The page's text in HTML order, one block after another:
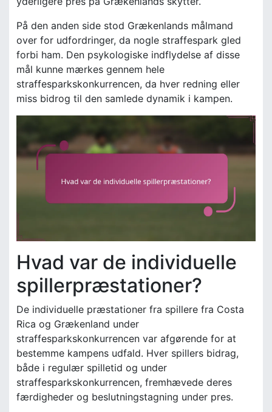
På den anden side stod Grækenlands målmand
over for udfordringer, da nogle straffespark gled
forbi ham. Den psykologiske indflydelse af disse
mål kunne mærkes gennem hele
straffesparkskonkurrencen, da hver redning eller
miss bidrog til den samlede dynamik i kampen.
Hvad var de individuelle
spillerpræstationer?
De individuelle præstationer fra spillere fra Costa
Rica og Grækenland under
straffesparkskonkurrencen var afgørende for at
bestemme kampens udfald. Hver spillers bidrag,
både i regulær spilletid og under
straffesparkskonkurrencen, fremhævede deres
færdigheder og beslutningstagning under pres.